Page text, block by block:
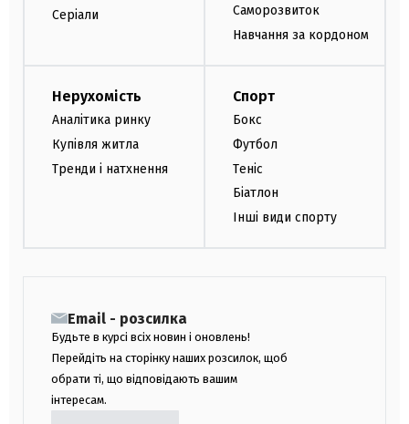
Серіали
Саморозвиток
Навчання за кордоном
Нерухомість
Аналітика ринку
Купівля житла
Тренди і натхнення
Спорт
Бокс
Футбол
Теніс
Біатлон
Інші види спорту
Email - розсилка
Будьте в курсі всіх новин і оновлень!
Перейдіть на сторінку наших розсилок, щоб
обрати ті, що відповідають вашим
інтересам.